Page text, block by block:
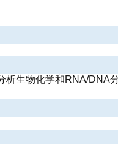
析生物化学和RNA/DNA